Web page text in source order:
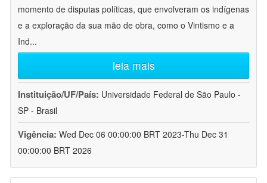
momento de disputas políticas, que envolveram os indígenas
e a exploração da sua mão de obra, como o Vintismo e a
Ind...
leia mais
Instituição/UF/País: Universidade Federal de São Paulo -
SP - Brasil
Vigência: Wed Dec 06 00:00:00 BRT 2023-Thu Dec 31
00:00:00 BRT 2026